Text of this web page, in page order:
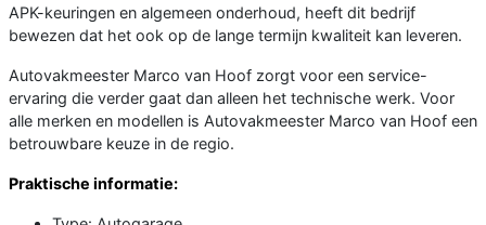
APK-keuringen en algemeen onderhoud, heeft dit bedrijf
bewezen dat het ook op de lange termijn kwaliteit kan leveren.
Autovakmeester Marco van Hoof zorgt voor een service-
ervaring die verder gaat dan alleen het technische werk. Voor
alle merken en modellen is Autovakmeester Marco van Hoof een
betrouwbare keuze in de regio.
Praktische informatie: